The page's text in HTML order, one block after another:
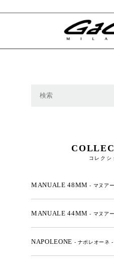
コレクシ
MANUALE 48MM- マヌア
MANUALE 44MM- マヌア
NAPOLEONE - ナポレオーネ -